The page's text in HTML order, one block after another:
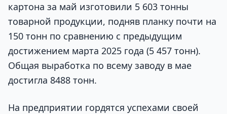
картона за май изготовили 5 603 тонны
товарной продукции, подняв планку почти на
150 тонн по сравнению с предыдущим
достижением марта 2025 года (5 457 тонн).
Общая выработка по всему заводу в мае
достигла 8488 тонн.
На предприятии гордятся успехами своей